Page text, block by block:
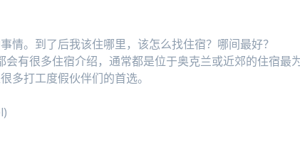
情。到了后我该住哪里，该怎么找住宿？哪间最好？
有很多住宿介绍，通常都是位于奥克兰或近郊的住宿最
多打工度假伙伴们的首选。